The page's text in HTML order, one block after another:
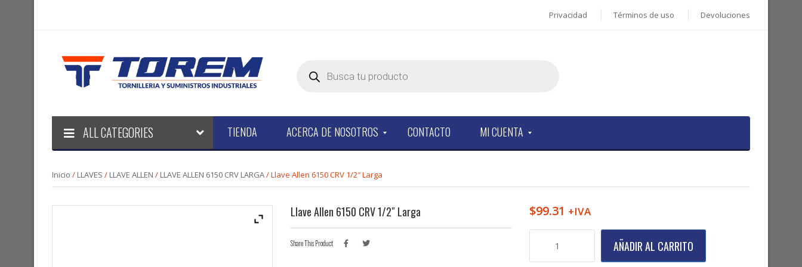
Privacidad Términos de uso Devoluciones
search
ALL CATEGORIES TIENDA ACERCA DE NOSOTROS CONTACTO MI CUENTA
Inicio / LLAVES / LLAVE ALLEN / LLAVE ALLEN 6150 CRV LARGA/ Llave Allen 6150 CRV 1/2″ Larga
Llave Allen 6150 CRV 1/2″ Larga
Share This Product
$99.31 +IVA
AÑADIR AL CARRITO